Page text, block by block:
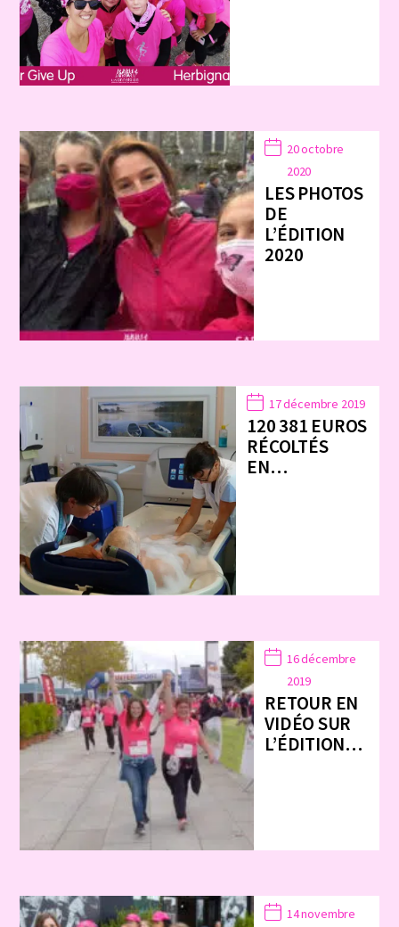
20 octobre
2020
LES PHOTOS
DE
L’ÉDITION
2020
17 décembre 2019
120 381 EUROS
RÉCOLTÉS
EN…
16 décembre
2019
RETOUR EN
VIDÉO SUR
L’ÉDITION…
14 novembre